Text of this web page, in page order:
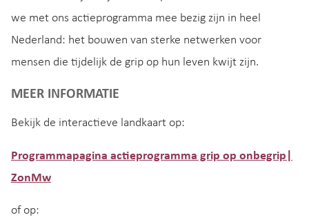
we met ons actieprogramma mee bezig zijn in heel
Nederland: het bouwen van sterke netwerken voor
mensen die tijdelijk de grip op hun leven kwijt zijn.
MEER INFORMATIE
Bekijk de interactieve landkaart op:
Programmapagina actieprogramma grip op onbegrip|
ZonMw
of op: